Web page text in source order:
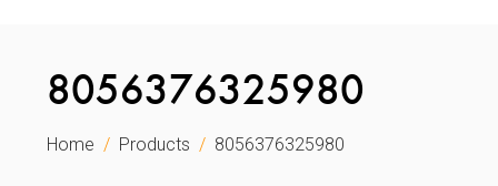
8056376325980
Home Products 8056376325980